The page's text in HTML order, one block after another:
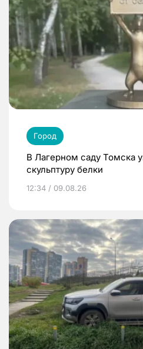
Город
В Лагерном саду Томска
скульптуру белки
12:34 / 09.08.26